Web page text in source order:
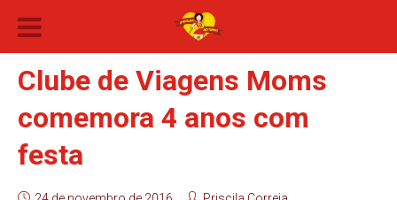
Clube de Viagens Moms
comemora 4 anos com
festa